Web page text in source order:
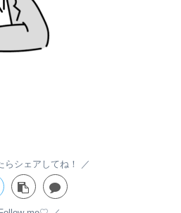
らシェアしてね！